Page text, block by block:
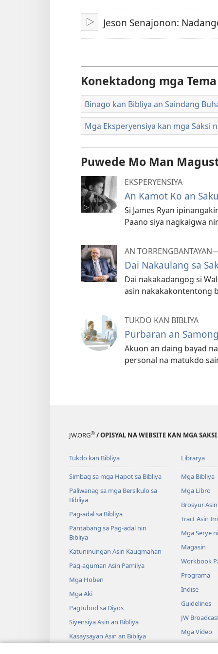
an
Lengguwahe
I-
play
Jeson Senajonon:
Konektadong mga Tema
Binago kan Bibliya an Saindang
Mga Eksperyensiya kan mga Saksi
Puwede Mo Man
EKSPERYENSIYA
An Kamot Ko an
Si James Ryan
Paano siya nagkaigwa
AN
Dai Nakaulang sa
Dai nakakadangog si
asin nakakakontentong
TUKDO KAN BIBLIYA
Purbaran an
Akuon an daing bayad
personal na matukdo
JW.ORG® / OPISYAL NA WEBSITE KAN MGA
Tukdo kan Bibliya
Simbag sa mga Hapot sa Bibliya
Paliwanag sa mga Bersikulo sa
Bibliya
Pag-adal sa Bibliya
Pantabang sa Pag-adal nin
Bibliya
Katuninungan Asin Kaugmahan
Pag-aguman Asin Pamilya
Mga Hoben
Mga Aki
Pagtubod sa Diyos
Siyensiya Asin an Bibliya
Kasaysayan Asin an Bibliya
Librarya
Mga Bibliya
Mga Libro
Brosyur
Tract Asin
Mga Serye
Magasin
Workbook
Programa
Indise
Guidelines
JW
Mga Video
Musika